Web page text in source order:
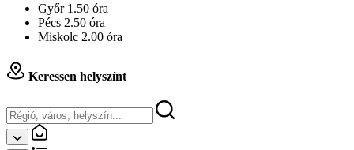
Győr 1.50 óra
Pécs 2.50 óra
Miskolc 2.00 óra
Keressen helyszínt